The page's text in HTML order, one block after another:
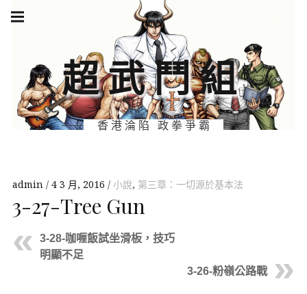
Skip
超武鬥組
香港淪陷 政拳爭霸
navigation
admin 4 3 月, 2016 小說, 第三章：一切源於基本法
3-27-Tree Gun
3-28-咖喱飯試坐滑板，技巧
明顯不足
3-26-粉嶺公路戰